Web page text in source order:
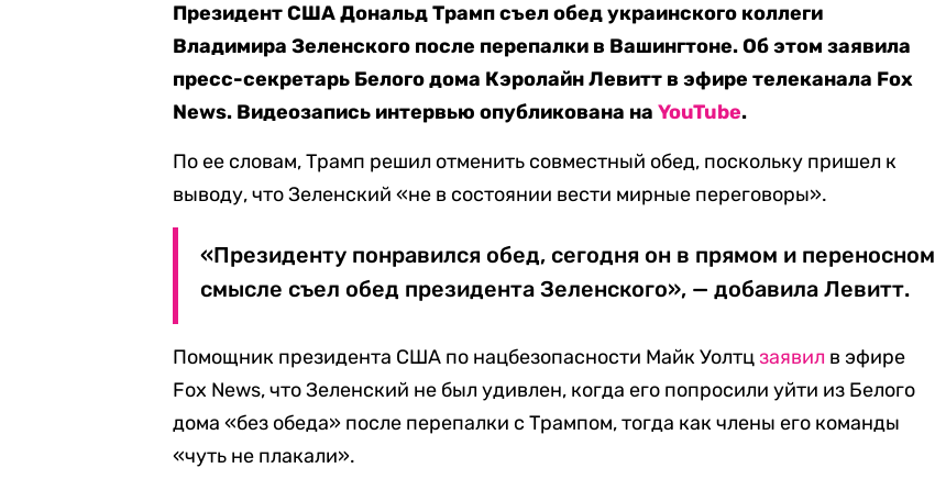
Президент США Дональд Трамп съел обед украинского коллеги
Владимира Зеленского после перепалки в Вашингтоне. Об этом заявила
пресс-секретарь Белого дома Кэролайн Левитт в эфире телеканала Fox
News. Видеозапись интервью опубликована наYouTube.
По ее словам, Трамп решил отменить совместный обед, поскольку пришел к
выводу, что Зеленский «не в состоянии вести мирные переговоры».
«Президенту понравился обед, сегодня он в прямом и переносном
смысле съел обед президента Зеленского», — добавила Левитт.
Помощник президента США по нацбезопасности Майк Уолтцзаявил в эфире
Fox News, что Зеленский не был удивлен, когда его попросили уйти из Белого
дома «без обеда» после перепалки с Трампом, тогда как члены его команды
«чуть не плакали».